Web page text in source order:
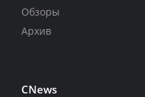
Обзоры
Архив
CNews